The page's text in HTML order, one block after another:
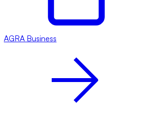
AGRA Business